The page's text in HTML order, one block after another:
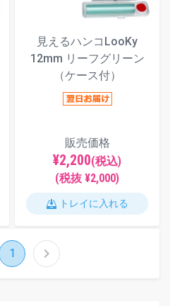
見えるハンコLooKy
12mm リーフグリーン
（ケース付）
販売価格
¥2,200(税込)
(税抜 ¥2,000)
トレイに入れる
1 chevron_right